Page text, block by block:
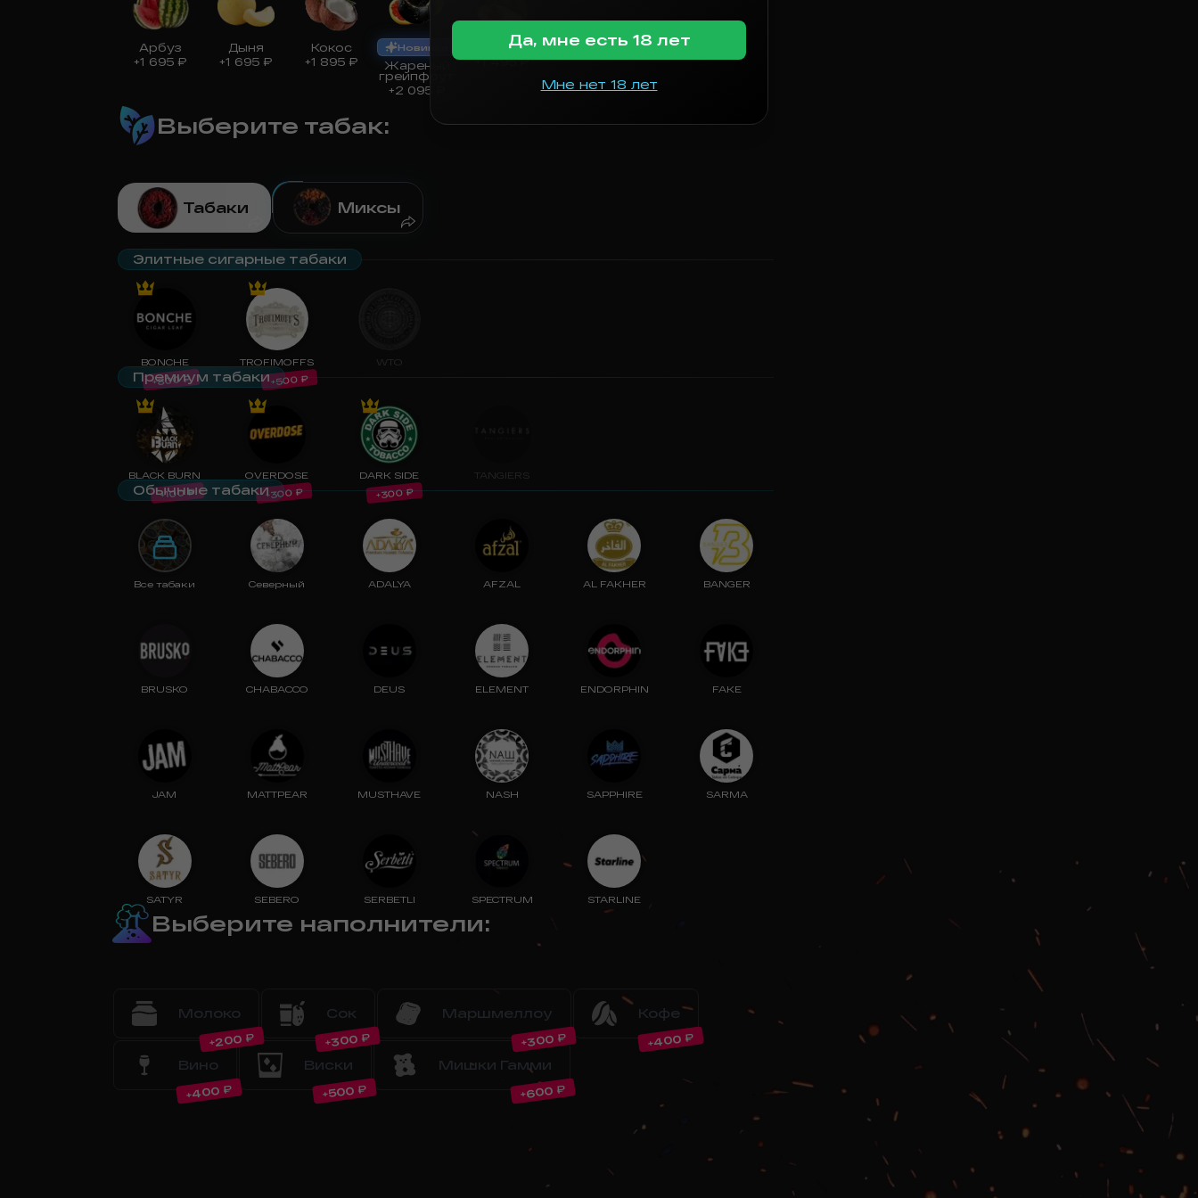
Арбуз
+1 695 ₽
Дыня
+1 695 ₽
Кокос
+1 895 ₽
Новинка
Жареный
грейпфрут
+2 095
Авокадо
+1 495 ₽
Выберите табак:
Табаки Миксы
Элитные сигарные табаки
BONCHE
+800₽
TROFIMOFFS
+500 ₽
WTO
Премиум табаки
BLACK BURN
+100 ₽
OVERDOSE
+300 ₽
DARK SIDE
+300 ₽
TANGIERS
Обычные табаки
Все табаки Северный ADALYA AFZAL AL FAKHER BANGER
BRUSKO CHABACCO DEUS ELEMENT ENDORPHIN FAKE
JAM MATTPEAR MUSTHAVE NASH SAPPHIRE SARMA
SATYR SEBERO SERBETLI SPECTRUM STARLINE
Выберите наполнители:
Молоко
+200 ₽
Сок
+300 ₽
Маршмеллоу
+300 ₽
Кофе
+400 ₽
Вино
+400 ₽
Виски
+500 ₽
Мишки Гамми
+600 ₽
Да, мне есть 18 лет
Мне нет 18 лет